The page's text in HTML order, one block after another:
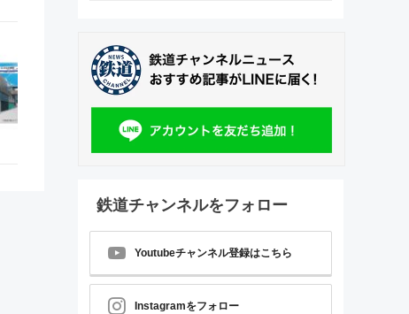
鉄道チャンネルをフォロー
Youtubeチャンネル登録はこちら
Instagramをフォロー